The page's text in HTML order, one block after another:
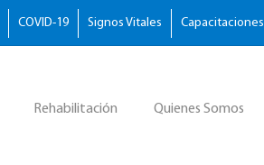
COVID-19 Signos Vitales Capacitaciones
Rehabilitación Quienes Somos